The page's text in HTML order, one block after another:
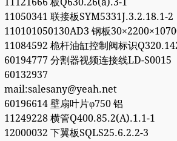
11050341 联接板SYM5331J.3.2.18.1-2
110101050130AD3 钢板
11084592 桅杆油缸控制阀标识
60194777 分割器视频连接线LD-S0015
60132937
mail:salesany@yeah.net
60196614 壁扇叶片φ750 铝
11249228 横管Q400.85.2(A).1.1-1
12000032 下翼板SQLS25.6.2.2-3